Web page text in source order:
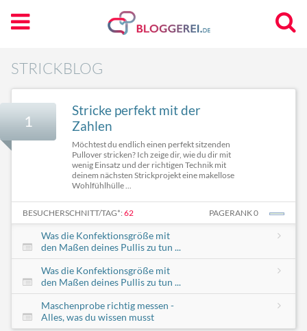
STRICKBLOG
1
Stricke perfekt mit der
Zahlen
Möchtest du endlich einen perfekt sitzenden
Pullover stricken? Ich zeige dir, wie du dir mit
wenig Einsatz und der richtigen Technik mit
deinem nächsten Strickprojekt eine makellose
Wohlfühlhülle ...
BESUCHERSCHNITT/TAG*: 62 PAGERANK 0
Was die Konfektionsgröße mit
den Maßen deines Pullis zu tun ...
Was die Konfektionsgröße mit
den Maßen deines Pullis zu tun ...
Maschenprobe richtig messen -
Alles, was du wissen musst